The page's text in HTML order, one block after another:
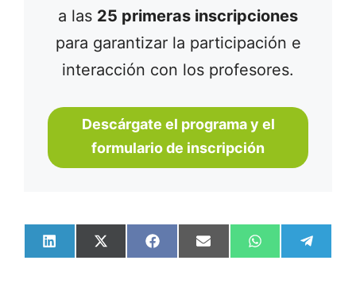
a las 25 primeras inscripciones
para garantizar la participación e
interacción con los profesores.
Descárgate el programa y el
formulario de inscripción
Compartir
en
Compartir
en
Compartir
en
Compartir
en
Compartir
en
en